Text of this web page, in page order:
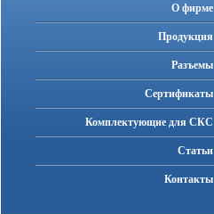
О фирме
Продукция
Разъемы
Cертификаты
Комплектующие для СКС
Статьи
Контакты